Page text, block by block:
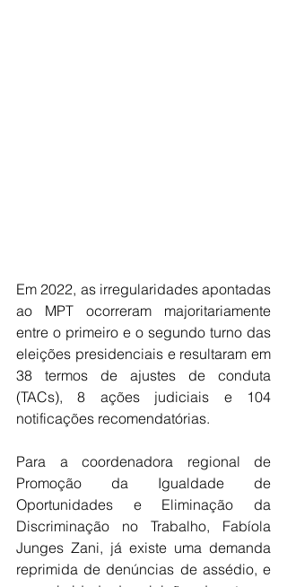
Em 2022, as irregularidades apontadas
ao MPT ocorreram majoritariamente
entre o primeiro e o segundo turno das
eleições presidenciais e resultaram em
38 termos de ajustes de conduta
(TACs), 8 ações judiciais e 104
notificações recomendatórias.
Para a coordenadora regional de
Promoção da Igualdade de
Oportunidades e Eliminação da
Discriminação no Trabalho, Fabíola
Junges Zani, já existe uma demanda
reprimida de denúncias de assédio, e